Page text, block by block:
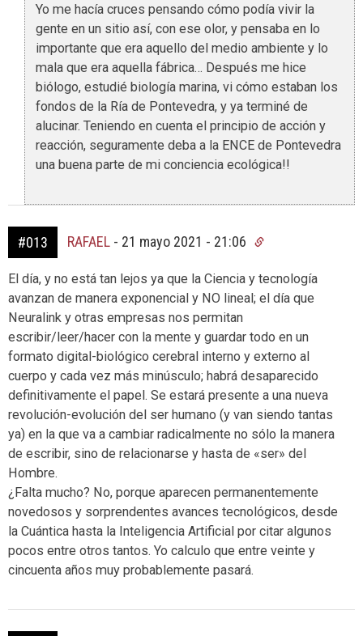
Yo me hacía cruces pensando cómo podía vivir la
gente en un sitio así, con ese olor, y pensaba en lo
importante que era aquello del medio ambiente y lo
mala que era aquella fábrica… Después me hice
biólogo, estudié biología marina, vi cómo estaban los
fondos de la Ría de Pontevedra, y ya terminé de
alucinar. Teniendo en cuenta el principio de acción y
reacción, seguramente deba a la ENCE de Pontevedra
una buena parte de mi conciencia ecológica!!
#013 RAFAEL - 21 mayo 2021 - 21:06
El día, y no está tan lejos ya que la Ciencia y tecnología
avanzan de manera exponencial y NO lineal; el día que
Neuralink y otras empresas nos permitan
escribir/leer/hacer con la mente y guardar todo en un
formato digital-biológico cerebral interno y externo al
cuerpo y cada vez más minúsculo; habrá desaparecido
definitivamente el papel. Se estará presente a una nueva
revolución-evolución del ser humano (y van siendo tantas
ya) en la que va a cambiar radicalmente no sólo la manera
de escribir, sino de relacionarse y hasta de «ser» del
Hombre.
¿Falta mucho? No, porque aparecen permanentemente
novedosos y sorprendentes avances tecnológicos, desde
la Cuántica hasta la Inteligencia Artificial por citar algunos
pocos entre otros tantos. Yo calculo que entre veinte y
cincuenta años muy probablemente pasará.